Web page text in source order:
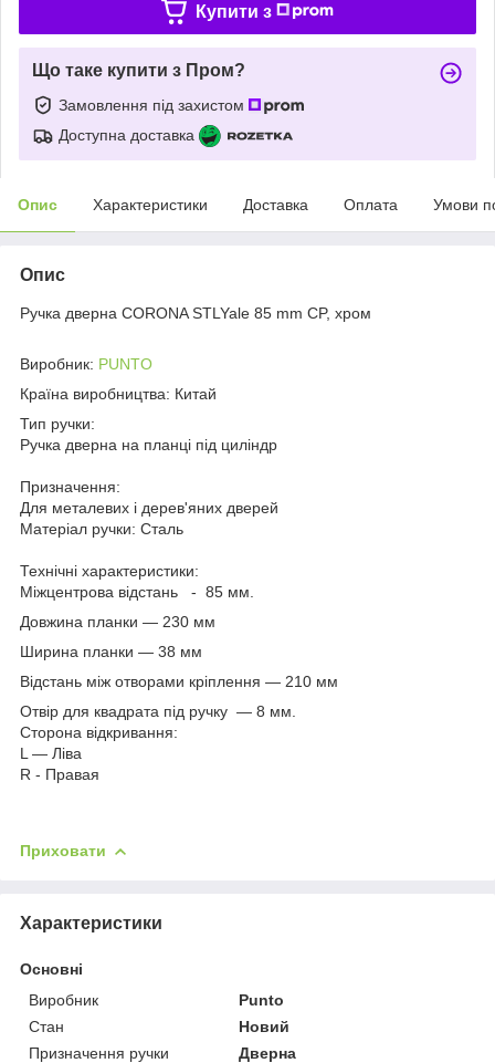
Купити з
Що таке купити з Пром?
Замовлення під захистом
Доступна доставка
Опис Характеристики Доставка Оплата Умови
Опис
Ручка дверна CORONA STLYale 85 mm CP, хром
Виробник: PUNTO
Країна виробництва: Китай
Тип ручки:
Ручка дверна на планці під циліндр
Призначення:
Для металевих і дерев'яних дверей
Матеріал ручки: Сталь
Технічні характеристики:
Міжцентрова відстань - 85 мм.
Довжина планки — 230 мм
Ширина планки — 38 мм
Відстань між отворами кріплення — 210 мм
Отвір для квадрата під ручку — 8 мм.
Сторона відкривання:
L — Ліва
R - Правая
Приховати
Характеристики
Основні
Виробник
Punto
Стан
Новий
Призначення ручки
Дверна